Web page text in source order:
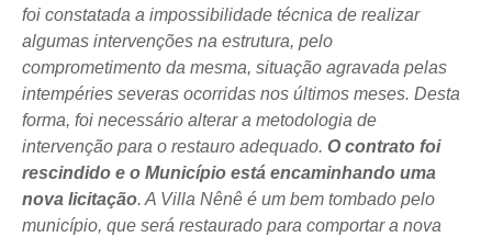
foi constatada a impossibilidade técnica de realizar
algumas intervenções na estrutura, pelo
comprometimento da mesma, situação agravada pelas
intempéries severas ocorridas nos últimos meses. Desta
forma, foi necessário alterar a metodologia de
intervenção para o restauro adequado. O contrato foi
rescindido e o Município está encaminhando uma
nova licitação. A Villa Nênê é um bem tombado pelo
município, que será restaurado para comportar a nova